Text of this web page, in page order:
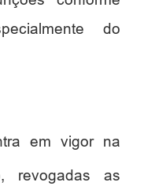
do
em vigor na
revogadas as